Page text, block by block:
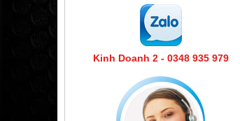
Kinh Doanh 2 - 0348 935 979